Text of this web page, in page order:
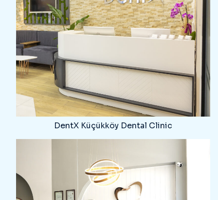
DentX Küçükköy Dental Clinic